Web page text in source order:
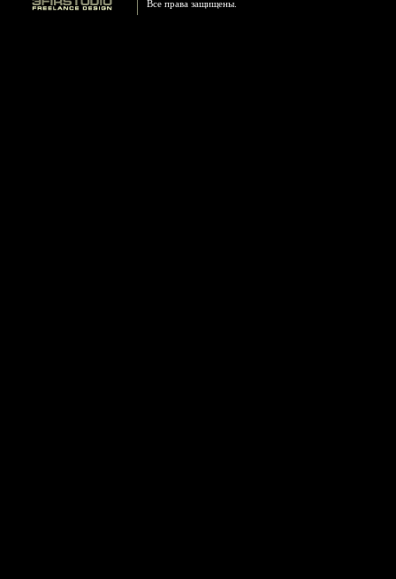
Все права защищены.